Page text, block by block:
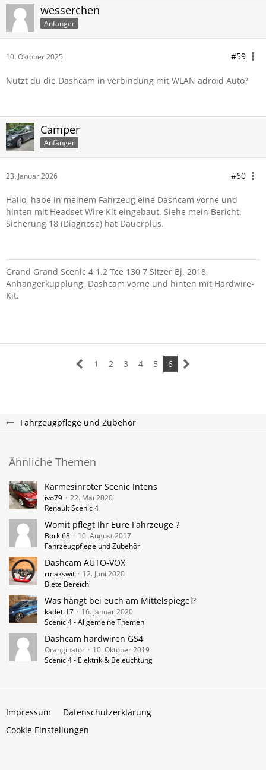
wesserchen
Anfänger
10. Oktober 2025 #59
Nutzt du die Dashcam in verbindung mit WLAN adroid Auto?
Camper
Anfänger
23. Januar 2026 #60
Hallo, habe in meinem Fahrzeug eine Dashcam vorne und
hinten mit Headset Wire Kit eingebaut. Siehe mein Bericht.
Sicherung 18 (Diagnose) hat Dauerplus.
Grand Grand Scenic 4 1.2 Tce 130 7 Sitzer Bj. 2018,
Anhängerkupplung, Dashcam vorne und hinten mit Hardwire-
Kit.
1 2 3 4 5 6
Fahrzeugpflege und Zubehör
Ähnliche Themen
Karmesinroter Scenic Intens
ivo79
22. Mai 2020
Renault Scenic 4
Womit pflegt Ihr Eure Fahrzeuge ?
Borki68
10. August 2017
Fahrzeugpflege und Zubehör
Dashcam AUTO-VOX
rmakswit
12. Juni 2020
Biete Bereich
Was hängt bei euch am Mittelspiegel?
kadett17
16. Januar 2020
Scenic 4 - Allgemeine Themen
Dashcam hardwiren GS4
Oranginator
10. Oktober 2019
Scenic 4 - Elektrik & Beleuchtung
Impressum
Datenschutzerklärung
Cookie Einstellungen